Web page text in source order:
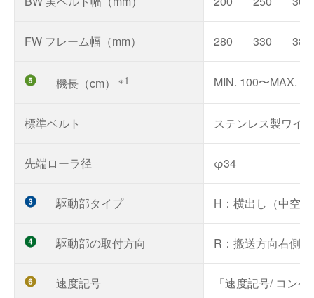
FW フレーム幅（mm） 280 330 380
機長（cm） ※1 MIN. 100〜MAX.
標準ベルト ステンレス製ワイ
先端ローラ径 φ34
駆動部タイプ H：横出し（中空
駆動部の取付方向 R：搬送方向右側
速度記号 「速度記号/ コン